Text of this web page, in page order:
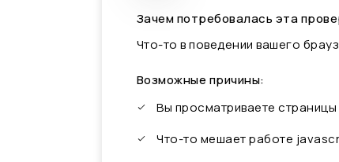
Зачем потребовалась эта
Что-то в поведении вашего
Возможные причины:
Вы просматриваете
Что-то мешает работе